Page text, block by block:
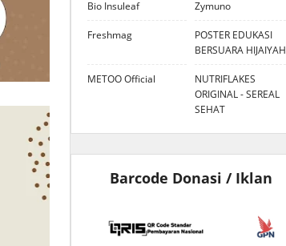
Bio Insuleaf Zymuno
Freshmag
POSTER EDUKASI
BERSUARA HIJAIYAH
METOO Official
NUTRIFLAKES
ORIGINAL - SEREAL
SEHAT
Barcode Donasi / Iklan